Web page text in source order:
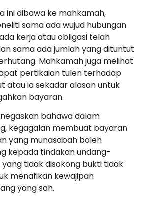
ini dibawa ke mahkamah,
sama ada wujud hubungan
kerja atau obligasi telah
sama ada jumlah yang dituntut
Mahkamah juga melihat
pertikaian tulen terhadap
atau ia sekadar alasan untuk
bayaran.
bahawa dalam
kegagalan membuat bayaran
yang munasabah boleh
kepada tindakan undang-
yang tidak disokong bukti tidak
menafikan kewajipan
yang sah.